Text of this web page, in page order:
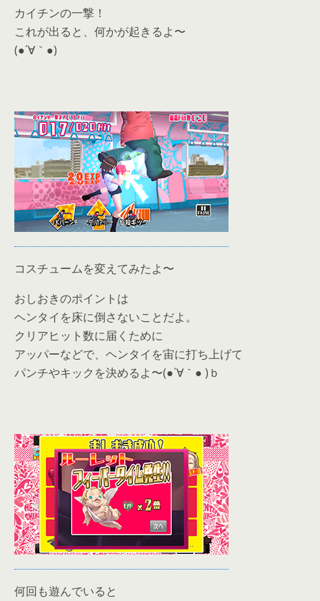
カイチンの一撃！
これが出ると、何かが起きるよ〜
(●´∀｀●)
コスチュームを変えてみたよ〜
おしおきのポイントは
ヘンタイを床に倒さないことだよ。
クリアヒット数に届くために
アッパーなどで、ヘンタイを宙に打ち上げて
パンチやキックを決めるよ〜(●´∀｀● )ｂ
何回も遊んでいると